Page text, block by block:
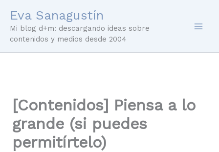
contenido
Eva Sanagustín
Mi blog d+m: descargando ideas sobre
contenidos y medios desde 2004
[Contenidos] Piensa a lo
grande (si puedes
permitírtelo)